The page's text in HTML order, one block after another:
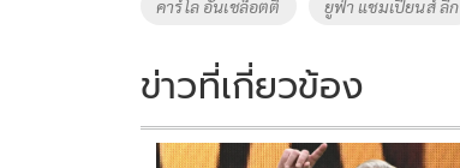
k k
คาร์โล อันเชล็อตติ ยูฟ่า แชมเปียนส์ ลีก
ข่าวที่เกี่ยวข้อง